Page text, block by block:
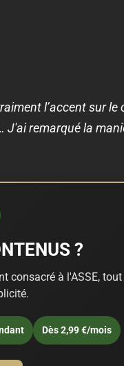
l’accent sur
remarqué la
?
consacré à l'ASSE, tout
Dès 2,99 €/mois